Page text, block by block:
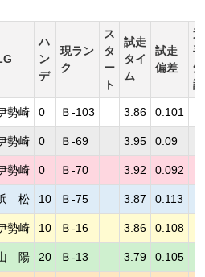
ハ
ン
デ
現ラン
ク
ス
タ
ー
ト
試走
タイ
ム
試走
偏差
選
手
短
評
勢崎 0 Ｂ-103 3.86 0.101
勢崎 0 Ｂ-69 3.95 0.09
勢崎 0 Ｂ-70 3.92 0.092
松 10 Ｂ-75 3.87 0.113
勢崎 10 Ｂ-16 3.86 0.108
陽 20 Ｂ-13 3.79 0.105